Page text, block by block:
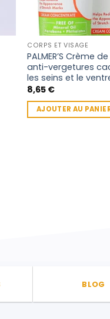
CORPS ET VISAGE
PALMER’S Crème
anti-vergetures
les seins et le
8,65 €
AJOUTER AU
BLOG